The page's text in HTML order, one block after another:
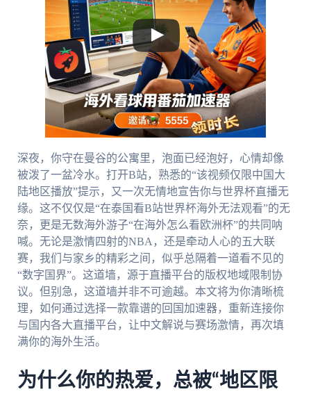
深夜，你守在曼谷的公寓里，泡面已经泡好，心情却像
被泼了一盆冷水。打开B站，熟悉的“该视频仅限中国大
陆地区播放”提示，又一次无情地宣告你与世界杯直播无
缘。这不仅仅是“在泰国看B站世界杯海外无法观看”的无
奈，更是无数海外游子“在海外怎么看欧洲杯”的共同呐
喊。无论是激情四射的NBA，还是牵动人心的五大联
赛，我们与家乡的精彩之间，似乎总隔着一道看不见的
“数字国界”。这道墙，源于直播平台的版权地域限制协
议。但别急，这道墙并非不可逾越。本文将为你清晰梳
理，如何通过选择一款靠谱的回国加速器，重新连接你
与国内各大直播平台，让中文解说与赛场激情，再次填
满你的海外生活。
为什么你的热爱，总被“地区限